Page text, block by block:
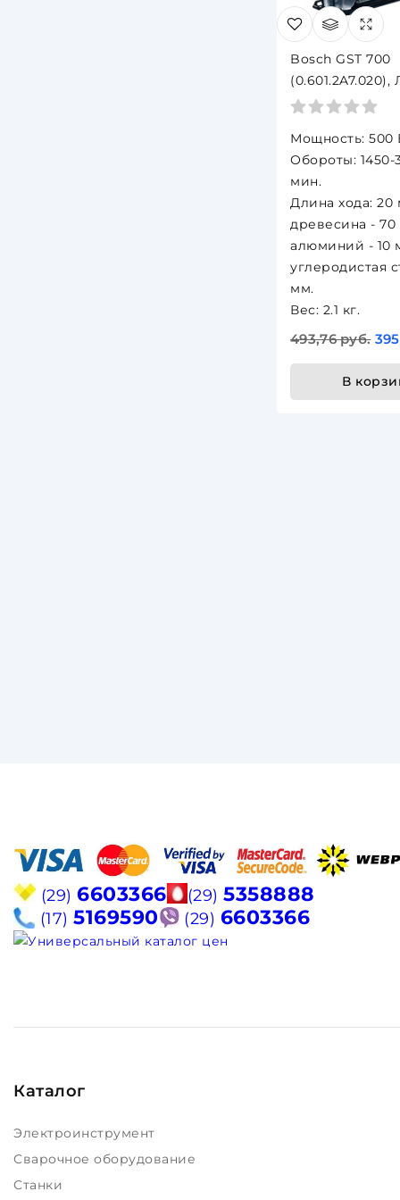
Bosch GST 700
(0.601.2A7.020),
500 Вт, пропил
Мощность: 500
Обороты: 1450-
мин.
Длина хода: 20
древесина -
алюминий - 10
углеродистая
мм.
Вес: 2.1 кг.
493,76 руб.
В
(29) 6603366 (29) 5358888
(17) 5169590 (29) 6603366
Каталог
Электроинструмент
Сварочное оборудование
Станки